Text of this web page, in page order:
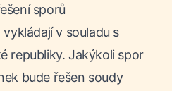
sporů
v souladu s
republiky. Jakýkoli spor
bude řešen soudy